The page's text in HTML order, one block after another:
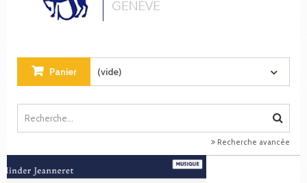
Panier (vide)
Recherche avancée